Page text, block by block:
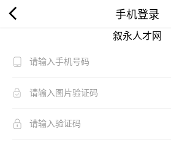
手机登录
叙永人才网